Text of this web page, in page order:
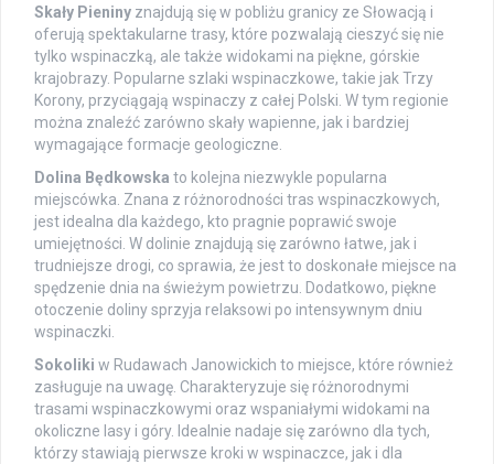
Skały Pieniny znajdują się w pobliżu granicy ze Słowacją i
oferują spektakularne trasy, które pozwalają cieszyć się nie
tylko wspinaczką, ale także widokami na piękne, górskie
krajobrazy. Popularne szlaki wspinaczkowe, takie jak Trzy
Korony, przyciągają wspinaczy z całej Polski. W tym regionie
można znaleźć zarówno skały wapienne, jak i bardziej
wymagające formacje geologiczne.
Dolina Będkowska to kolejna niezwykle popularna
miejscówka. Znana z różnorodności tras wspinaczkowych,
jest idealna dla każdego, kto pragnie poprawić swoje
umiejętności. W dolinie znajdują się zarówno łatwe, jak i
trudniejsze drogi, co sprawia, że jest to doskonałe miejsce na
spędzenie dnia na świeżym powietrzu. Dodatkowo, piękne
otoczenie doliny sprzyja relaksowi po intensywnym dniu
wspinaczki.
Sokoliki w Rudawach Janowickich to miejsce, które również
zasługuje na uwagę. Charakteryzuje się różnorodnymi
trasami wspinaczkowymi oraz wspaniałymi widokami na
okoliczne lasy i góry. Idealnie nadaje się zarówno dla tych,
którzy stawiają pierwsze kroki w wspinaczce, jak i dla